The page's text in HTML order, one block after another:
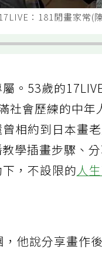
：181閒畫家常(
。53歲的
社會歷練的中年
相約到日本畫
學插畫步驟、
，不設限的人
他說分享畫作